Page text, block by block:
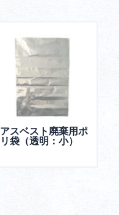
アスベスト廃棄用ポ
リ袋（透明：小）